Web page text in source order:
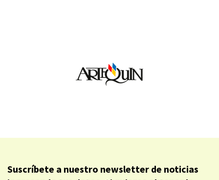
Suscríbete a nuestro newsletter de noticias